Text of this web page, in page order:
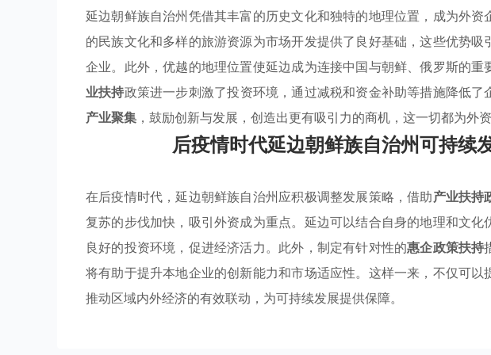
延边朝鲜族自治州凭借其丰富的历史文化和独特的地理位置，成为外
的民族文化和多样的旅游资源为市场开发提供了良好基础，这些优势
企业。此外，优越的地理位置使延边成为连接中国与朝鲜、俄罗斯的
业扶持政策进一步刺激了投资环境，通过减税和资金补助等措施降低
产业聚集 ，鼓励创新与发展，创造出更有吸引力的商机，这一切都为外
后疫情时代延边朝鲜族自治州可持续
在后疫情时代，延边朝鲜族自治州应积极调整发展策略，借助产业扶持
复苏的步伐加快，吸引外资成为重点。延边可以结合自身的地理和文化
良好的投资环境，促进经济活力。此外，制定有针对性的惠企政策扶持
将有助于提升本地企业的创新能力和市场适应性。这样一来，不仅可
推动区域内外经济的有效联动，为可持续发展提供保障。